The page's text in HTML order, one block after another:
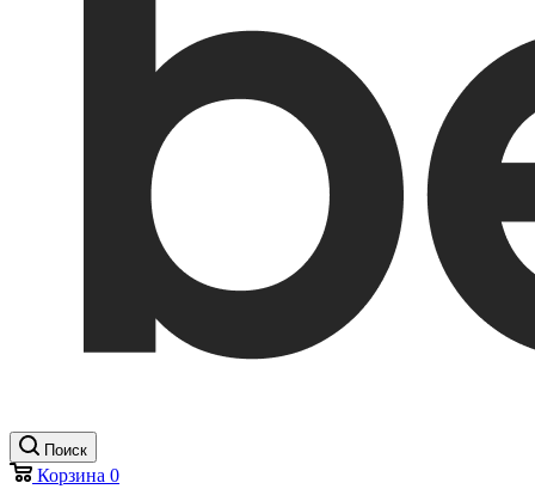
Поиск
Корзина 0